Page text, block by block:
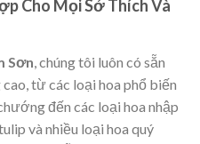
Cho Mọi Sở Thích Và
Sơn, chúng tôi luôn có sẵn
từ các loại hoa phổ biến
đến các loại hoa nhập
và nhiều loại hoa quý